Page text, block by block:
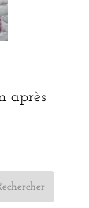
après